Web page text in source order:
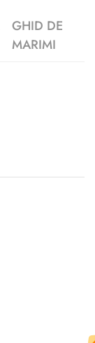
GHID DE
MARIMI